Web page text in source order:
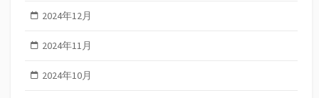
2024年12月
2024年11月
2024年10月